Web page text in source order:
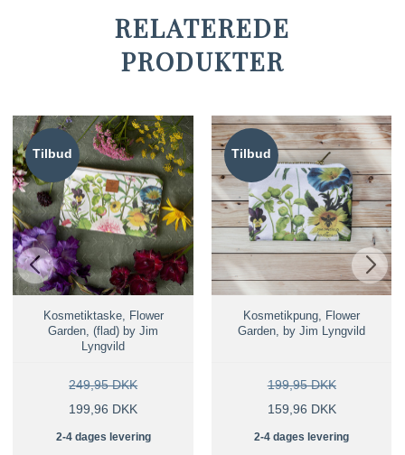
RELATEREDE
PRODUKTER
Tilbud
Kosmetiktaske, Flower
Garden, (flad) by Jim
Lyngvild
249,95 DKK
199,96 DKK
2-4 dages levering
Tilbud
Kosmetikpung, Flower
Garden, by Jim Lyngvild
199,95 DKK
159,96 DKK
2-4 dages levering